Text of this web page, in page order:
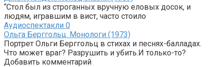
“Стол был из строганных вручную еловых досок, и
людям, игравшим в вист, часто стоило
Аудиоспектакли 0
Ольга Берггольц. Монологи (1973)
Портрет Ольги Берггольц в стихах и песнях-балладах.
Что может враг? Разрушить и убить.И только-то?
Добавить комментарий